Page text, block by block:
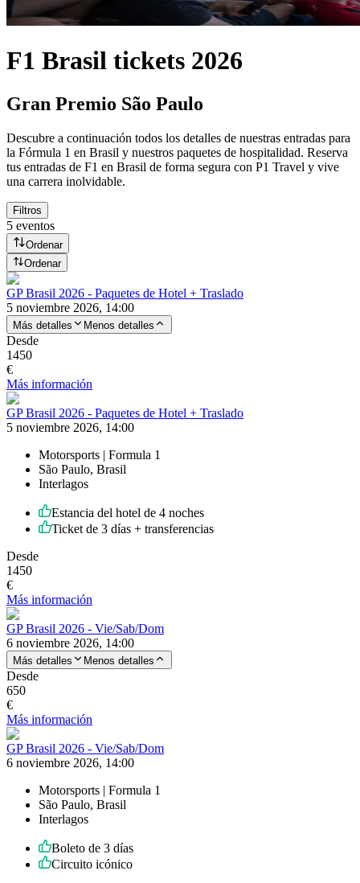
F1 Brasil tickets 2026
Gran Premio São Paulo
Descubre a continuación todos los detalles de nuestras entradas para
la Fórmula 1 en Brasil y nuestros paquetes de hospitalidad. Reserva
tus entradas de F1 en Brasil de forma segura con P1 Travel y vive
una carrera inolvidable.
Filtros
5 eventos
Ordenar
Ordenar
GP Brasil 2026 - Paquetes de Hotel + Traslado
5 noviembre 2026, 14:00
Más detalles Menos detalles
Desde
1450
€
Más información
GP Brasil 2026 - Paquetes de Hotel + Traslado
5 noviembre 2026, 14:00
Motorsports | Formula 1
São Paulo, Brasil
Interlagos
Estancia del hotel de 4 noches
Ticket de 3 días + transferencias
Desde
1450
€
Más información
GP Brasil 2026 - Vie/Sab/Dom
6 noviembre 2026, 14:00
Más detalles Menos detalles
Desde
650
€
Más información
GP Brasil 2026 - Vie/Sab/Dom
6 noviembre 2026, 14:00
Motorsports | Formula 1
São Paulo, Brasil
Interlagos
Boleto de 3 días
Circuito icónico